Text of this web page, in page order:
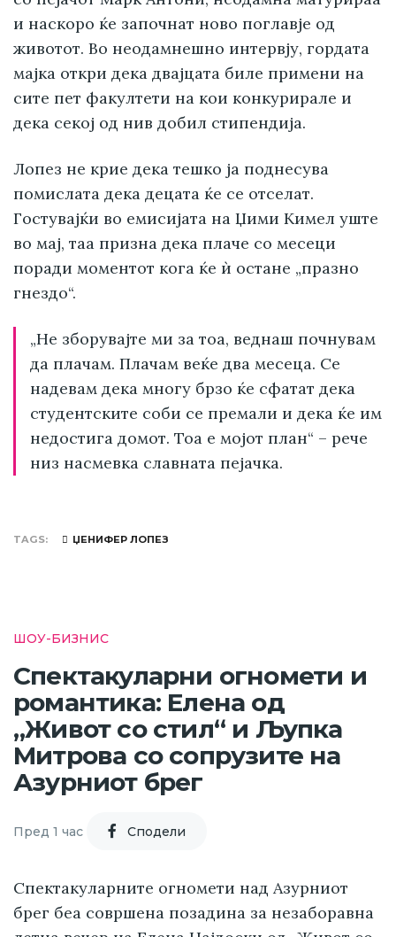
и наскоро ќе започнат ново поглавје од
животот. Во неодамнешно интервју, гордата
мајка откри дека двајцата биле примени на
сите пет факултети на кои конкурирале и
дека секој од нив добил стипендија.
Лопез не крие дека тешко ја поднесува
помислата дека децата ќе се отселат.
Гостувајќи во емисијата на Џими Кимел уште
во мај, таа призна дека плаче со месеци
поради моментот кога ќе ѝ остане „празно
гнездо“.
„Не зборувајте ми за тоа, веднаш почнувам
да плачам. Плачам веќе два месеца. Се
надевам дека многу брзо ќе сфатат дека
студентските соби се премали и дека ќе им
недостига домот. Тоа е мојот план“ – рече
низ насмевка славната пејачка.
TAGS ЏЕНИФЕР ЛОПЕЗ
ШОУ-БИЗНИС
Спектакуларни огномети и
романтика: Елена од
„Живот со стил“ и Љупка
Митрова со сопрузите на
Азурниот брег
Пред 1 час Cподели
Спектакуларните огномети над Азурниот
брег беа совршена позадина за незаборавна